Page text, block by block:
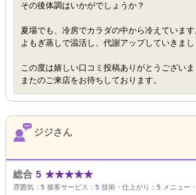
その後体調はいかがでしょうか？
夏場でも、冷房でカラダの中から冷えています
よもぎ蒸しで温活し、代謝アップしていきまし
この度は嬉しい口コミ投稿ありがとうございま
またのご来店をお待ちしております。
ジジさん
総合 5 ★★★★★
雰囲気： 5 接客サービス： 5 技術・仕上がり： 5 メニュー